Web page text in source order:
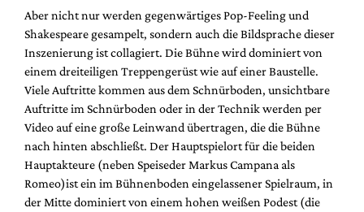
Aber nicht nur werden gegenwärtiges Pop-Feeling und
Shakespeare gesampelt, sondern auch die Bildsprache dieser
Inszenierung ist collagiert. Die Bühne wird dominiert von
einem dreiteiligen Treppengerüst wie auf einer Baustelle.
Viele Auftritte kommen aus dem Schnürboden, unsichtbare
Auftritte im Schnürboden oder in der Technik werden per
Video auf eine große Leinwand übertragen, die die Bühne
nach hinten abschließt. Der Hauptspielort für die beiden
Hauptakteure (neben Speiseder Markus Campana als
Romeo)ist ein im Bühnenboden eingelassener Spielraum, in
der Mitte dominiert von einem hohen weißen Podest (die